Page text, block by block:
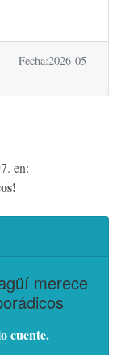
05-
en:
merece
cuente.